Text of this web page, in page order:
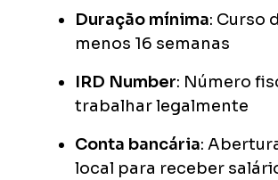
Duração mínima: Curso
menos 16 semanas
IRD Number: Número
trabalhar legalmente
Conta bancária:
local para receber